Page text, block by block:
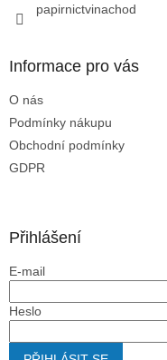
papirnictvinachod
Informace pro vás
O nás
Podmínky nákupu
Obchodní podmínky
GDPR
Přihlášení
E-mail
Heslo